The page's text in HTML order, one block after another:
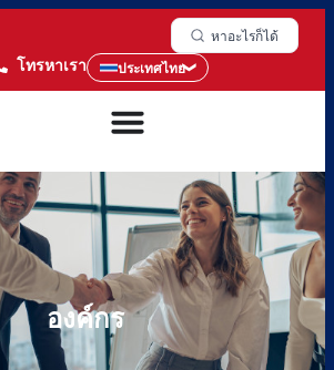
หาอะไรก็ได้
โทรหาเรา ประเทศไทย
องค์กร